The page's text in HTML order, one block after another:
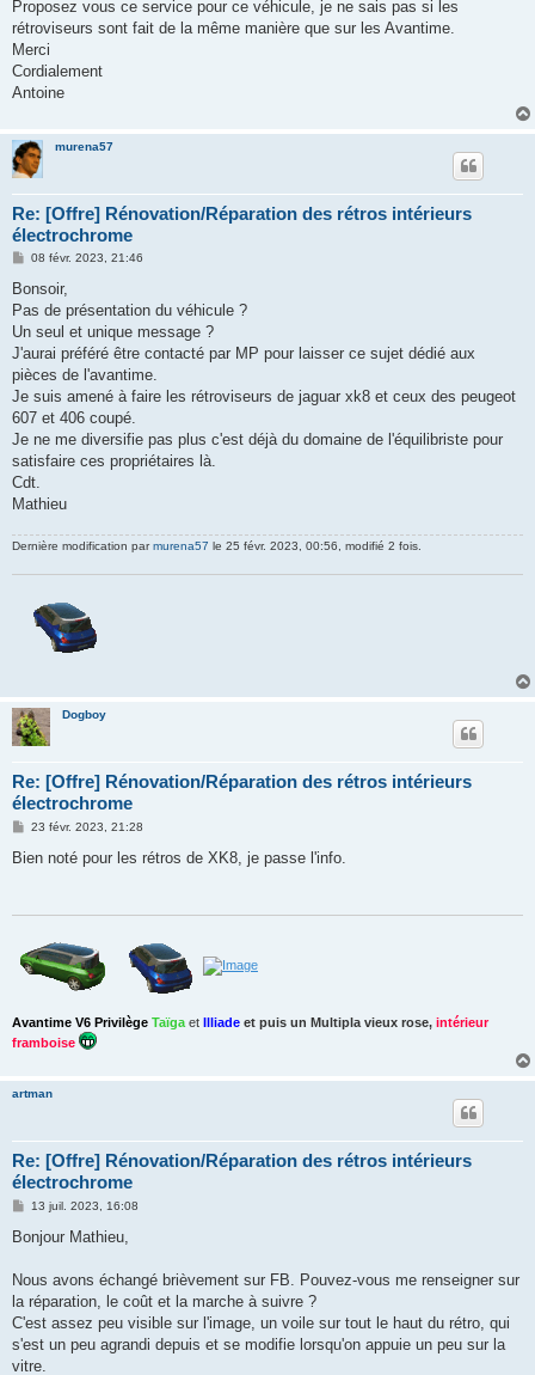
Proposez vous ce service pour ce véhicule, je ne sais pas si les
rétroviseurs sont fait de la même manière que sur les Avantime.
Merci
Cordialement
Antoine
murena57
Re: [Offre] Rénovation/Réparation des rétros intérieurs
électrochrome
M
s
a
g
08 févr. 2023, 21:46
Bonsoir,
Pas de présentation du véhicule ?
Un seul et unique message ?
J'aurai préféré être contacté par MP pour laisser ce sujet dédié aux
pièces de l'avantime.
Je suis amené à faire les rétroviseurs de jaguar xk8 et ceux des peugeot
607 et 406 coupé.
Je ne me diversifie pas plus c'est déjà du domaine de l'équilibriste pour
satisfaire ces propriétaires là.
Cdt.
Mathieu
Dernière modification parmurena57 le 25 févr. 2023, 00:56, modifié 2 fois.
Dogboy
Re: [Offre] Rénovation/Réparation des rétros intérieurs
électrochrome
M
s
23 févr. 2023, 21:28
Bien noté pour les rétros de XK8, je passe l'info.
Avantime V6 Privilège Taïga et Illiade et puis un Multipla vieux rose, intérieur
framboise
artman
Re: [Offre] Rénovation/Réparation des rétros intérieurs
électrochrome
M
s
g
13 juil. 2023, 16:08
Bonjour Mathieu,
Nous avons échangé brièvement sur FB. Pouvez-vous me renseigner sur
la réparation, le coût et la marche à suivre ?
C'est assez peu visible sur l'image, un voile sur tout le haut du rétro, qui
s'est un peu agrandi depuis et se modifie lorsqu'on appuie un peu sur la
vitre.